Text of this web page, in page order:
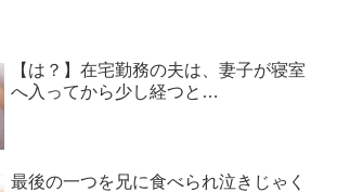
【は？】在宅勤務の夫は、妻子が寝室
へ入ってから少し経つと…
最後の一つを兄に食べられ泣きじゃく